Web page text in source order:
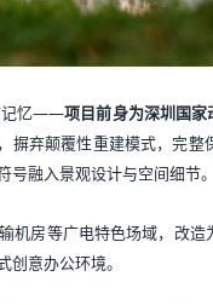
记忆——项目前身为深圳国家
摒弃颠覆性重建模式，完
融入景观设计与空间细节。
机房等广电特色场域，改造
意办公环境。